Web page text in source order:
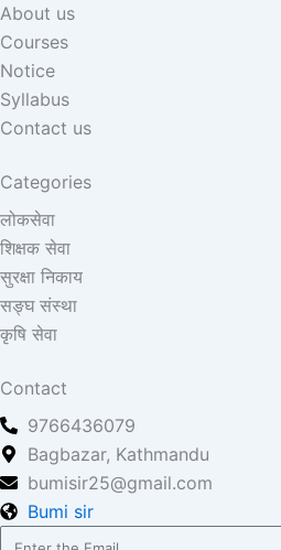
About us
Courses
Notice
Syllabus
Contact us
Categories
लोकसेवा
शिक्षक सेवा
सुरक्षा निकाय
सङ्घ संस्था
कृषि सेवा
Contact
9766436079
Bagbazar, Kathmandu
bumisir25@gmail.com
Bumi sir